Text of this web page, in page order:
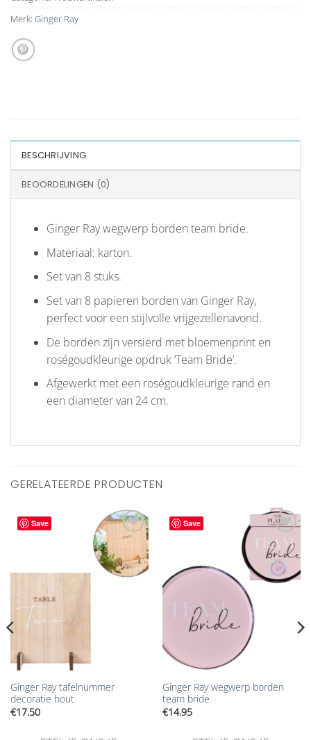
Merk: Ginger Ray
BESCHRIJVING
BEOORDELINGEN (0)
Ginger Ray wegwerp borden team bride.
Materiaal: karton.
Set van 8 stuks.
Set van 8 papieren borden van Ginger Ray,
perfect voor een stijlvolle vrijgezellenavond.
De borden zijn versierd met bloemenprint en
roségoudkleurige opdruk ‘Team Bride’.
Afgewerkt met een roségoudkleurige rand en
een diameter van 24 cm.
GERELATEERDE PRODUCTEN
Save
Aan
verlanglijst
toevoegen
Ginger Ray tafelnummer
decoratie hout
€17.50
Save
Aan
verlanglijst
toevoegen
Ginger Ray wegwerp borden
team bride
€14.95